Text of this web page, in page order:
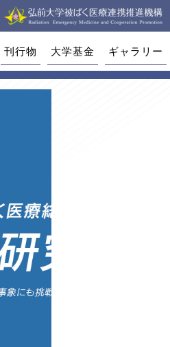
刊行物 大学基金 ギャラリー